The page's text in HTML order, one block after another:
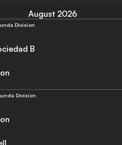
August 2026
Division
B
Division